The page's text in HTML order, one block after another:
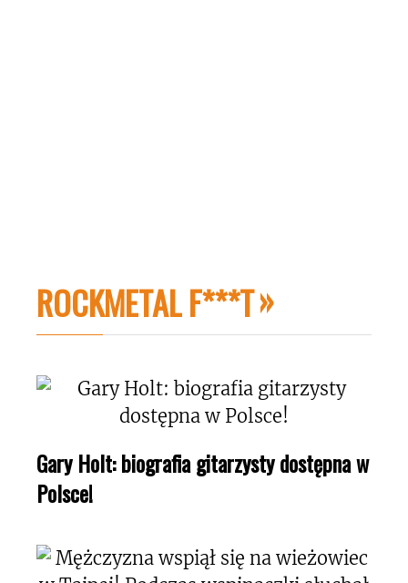
ROCKMETAL F***T
Gary Holt: biografia gitarzysty dostępna w
Polsce!